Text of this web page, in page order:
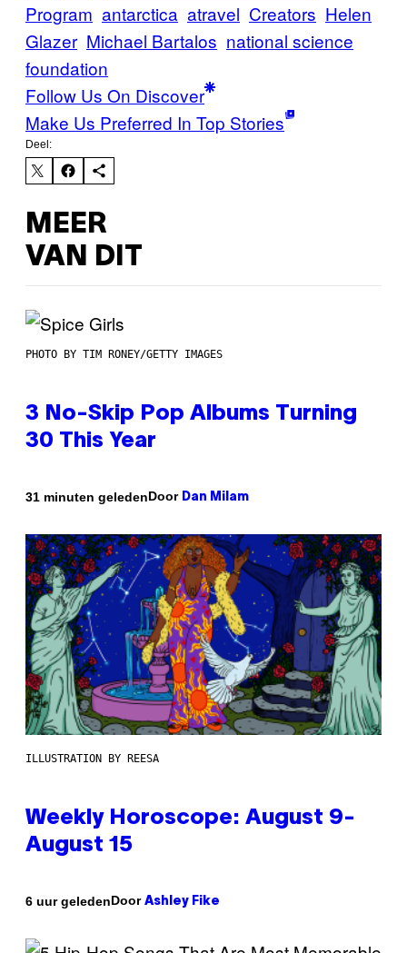
Program antarctica atravel Creators Helen
Glazer Michael Bartalos national science
foundation
Follow Us On Discover
Make Us Preferred In Top Stories
Deel:
MEER
VAN DIT
PHOTO BY TIM RONEY/GETTY IMAGES
3 No-Skip Pop Albums Turning
30 This Year
31 minuten geledenDoor Dan Milam
ILLUSTRATION BY REESA
Weekly Horoscope: August 9-
August 15
6 uur geledenDoor Ashley Fike